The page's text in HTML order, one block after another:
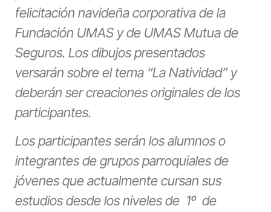
felicitación navideña corporativa de la
Fundación UMAS y de UMAS Mutua de
Seguros. Los dibujos presentados
versarán sobre el tema “La Natividad” y
deberán ser creaciones originales de los
participantes.
Los participantes serán los alumnos o
integrantes de grupos parroquiales de
jóvenes que actualmente cursan sus
estudios desde los niveles de 1º de